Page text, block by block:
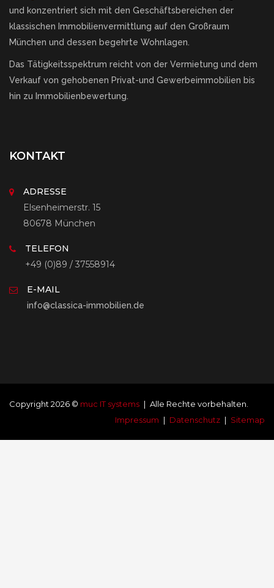
und konzentriert sich mit den Geschäftsbereichen der
klassischen Immobilienvermittlung auf den Großraum
München und dessen begehrte Wohnlagen.
Das Tätigkeitsspektrum reicht von der Vermietung und dem
Verkauf von gehobenen Privat-und Gewerbeimmobilien bis
hin zu Immobilienbewertung.
KONTAKT
ADRESSE
Elsenheimerstr. 15
80678 München
TELEFON
+49 (0)89 / 37558914
E-MAIL
info@classica-immobilien.de
Copyright 2026 © muc IT systems | Alle Rechte vorbehalten.
Impressum | Datenschutz | Sitemap